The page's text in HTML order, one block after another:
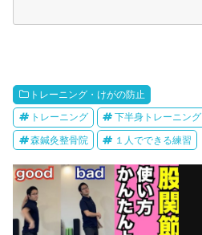
トレーニング・けがの防止
トレーニング 下半身トレーニング
森鍼灸整骨院 １人でできる練習